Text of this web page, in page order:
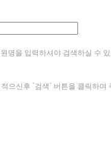
명을 입력하셔야 검색하실 수
으신후 `검색` 버튼을 클릭하여